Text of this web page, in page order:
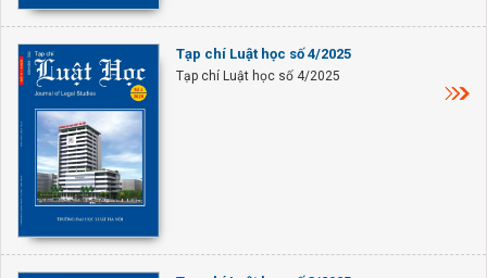
Tạp chí Luật học số 4/2025
Tạp chí Luật học số 4/2025